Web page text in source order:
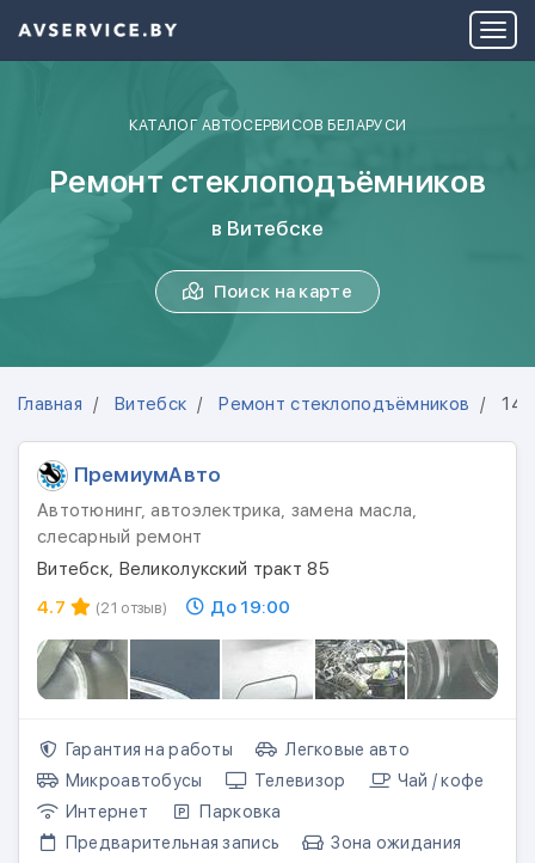
КАТАЛОГ АВТОСЕРВИСОВ БЕЛАРУСИ
Ремонт стеклоподъёмников
в Витебске
Поиск на карте
Главная Витебск Ремонт стеклоподъёмников 14
ПремиумАвто
Автотюнинг, автоэлектрика, замена масла,
слесарный ремонт
Витебск, Великолукский тракт 85
4.7
(21 отзыв) До 19:00
Гарантия на работы
Легковые авто
Микроавтобусы
Телевизор
Чай / кофе
Интернет
Парковка
Предварительная запись
Зона ожидания